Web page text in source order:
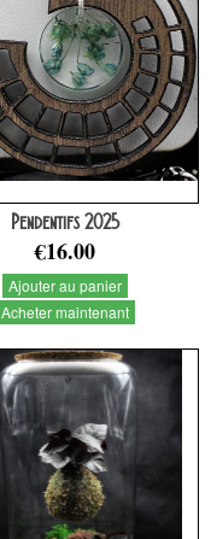
Pendentifs 2025
€16.00
Ajouter au panier
Acheter maintenant